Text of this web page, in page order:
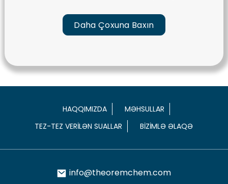
Daha Çoxuna Baxın
HAQQIMIZDA
MƏHSULLAR
TEZ-TEZ VERILƏN SUALLAR
BIZIMLƏ ƏLAQƏ
info@theoremchem.com